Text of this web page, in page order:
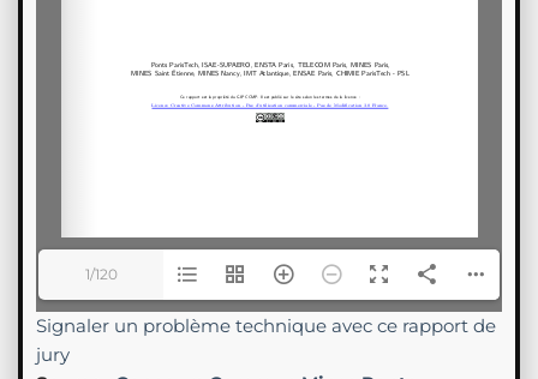
1/120
Signaler un problème technique avec ce rapport de
jury